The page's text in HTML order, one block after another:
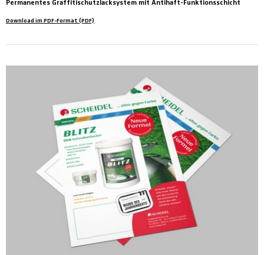
Permanentes Graffitischutzlacksystem mit Antihaft-Funktionsschicht
Download im PDF-Format (PDF)